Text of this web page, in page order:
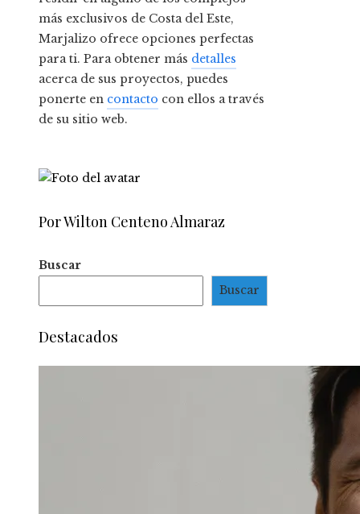
más exclusivos de Costa del Este,
Marjalizo ofrece opciones perfectas
para ti. Para obtener más detalles
acerca de sus proyectos, puedes
ponerte en contacto con ellos a través
de su sitio web.
Por Wilton Centeno Almaraz
Buscar
Buscar
Destacados